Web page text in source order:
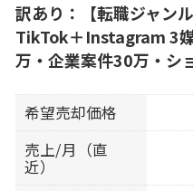
訳あり：【転職ジャン
TikTok＋Instagram 3
万・企業案件30万・シ
希望売却価格
売上/月（直
近）